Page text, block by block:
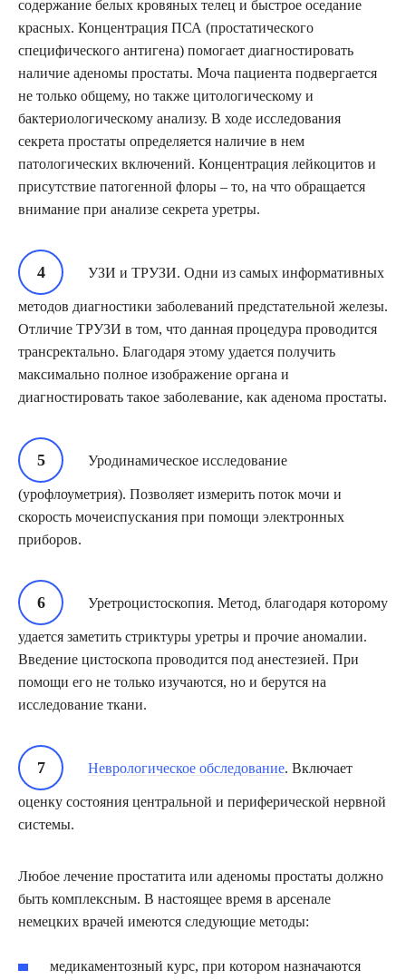
содержание белых кровяных телец и быстрое оседание
красных. Концентрация ПСА (простатического
специфического антигена) помогает диагностировать
наличие аденомы простаты. Моча пациента подвергается
не только общему, но также цитологическому и
бактериологическому анализу. В ходе исследования
секрета простаты определяется наличие в нем
патологических включений. Концентрация лейкоцитов и
присутствие патогенной флоры – то, на что обращается
внимание при анализе секрета уретры.
УЗИ и ТРУЗИ. Одни из самых информативных
методов диагностики заболеваний предстательной железы.
Отличие ТРУЗИ в том, что данная процедура проводится
трансректально. Благодаря этому удается получить
максимально полное изображение органа и
диагностировать такое заболевание, как аденома простаты.
Уродинамическое исследование
(урофлоуметрия). Позволяет измерить поток мочи и
скорость мочеиспускания при помощи электронных
приборов.
Уретроцистоскопия. Метод, благодаря которому
удается заметить стриктуры уретры и прочие аномалии.
Введение цистоскопа проводится под анестезией. При
помощи его не только изучаются, но и берутся на
исследование ткани.
Неврологическое обследование. Включает
оценку состояния центральной и периферической нервной
системы.
Любое лечение простатита или аденомы простаты должно
быть комплексным. В настоящее время в арсенале
немецких врачей имеются следующие методы:
медикаментозный курс, при котором назначаются